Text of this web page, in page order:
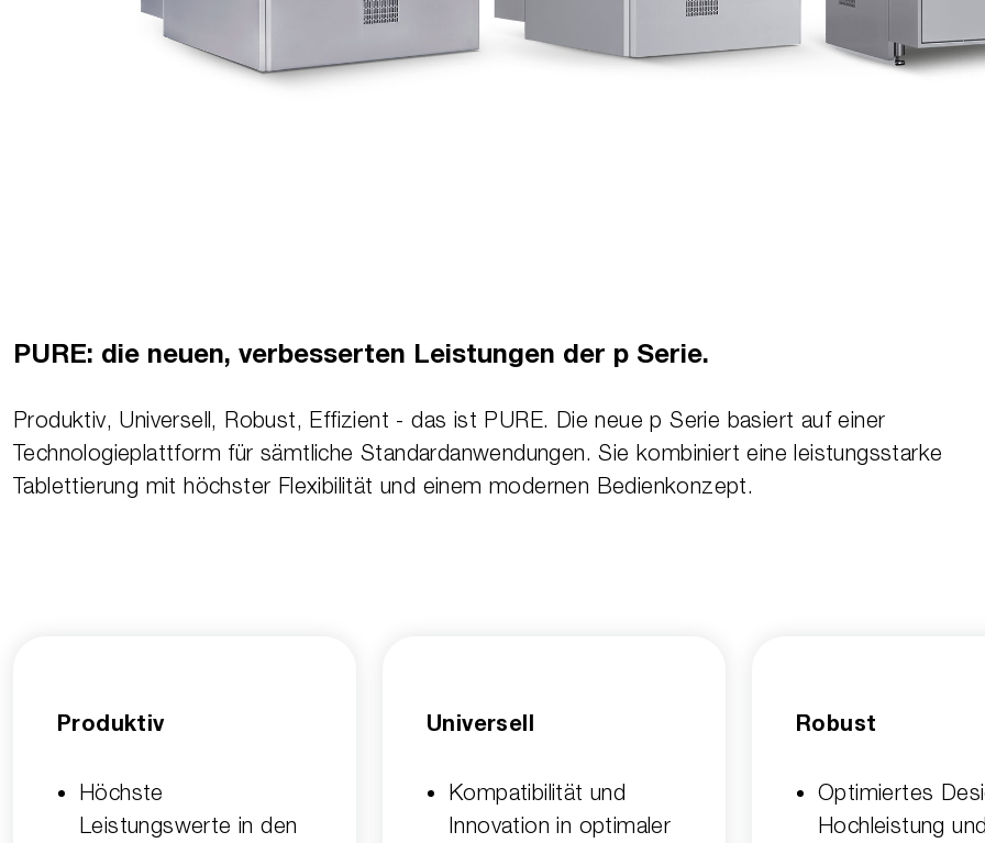
PURE: die neuen, verbesserten Leistungen der p Serie.
Produktiv, Universell, Robust, Effizient - das ist PURE. Die neue p Serie basiert auf einer
Technologieplattform für sämtliche Standardanwendungen. Sie kombiniert eine leistungsstarke
Tablettierung mit höchster Flexibilität und einem modernen Bedienkonzept.
Produktiv
Höchste
Leistungswerte in den
Universell
Kompatibilität und
Innovation in optimaler
Robust
Optimiertes
Hochleistung